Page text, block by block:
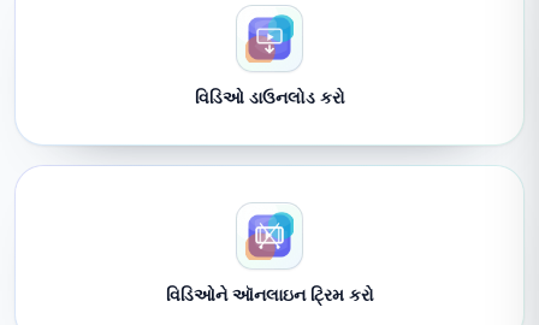
વિડિઓ ડાઉનલોડ કરો
વિડિઓને ઑનલાઇન ટ્રિમ કરો